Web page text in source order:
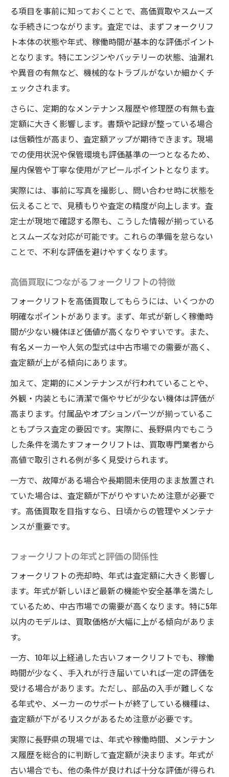
る項目を事前に知っておくことで、高価買取やスムーズ
な手続きにつながります。査定では、まずフォークリフ
ト本体の状態や年式、稼働時間が基本的な評価ポイント
となります。特にエンジンやバッテリーの状態、油漏れ
や異音の有無など、機械的なトラブルがないか細かくチ
ェックされます。
さらに、定期的なメンテナンス履歴や修理歴の有無も査
定額に大きく影響します。書類や記録が整っている場合
は信頼性が高まり、査定額アップが期待できます。現場
での使用状況や保管環境も評価基準の一つとなるため、
屋内保管や丁寧な使用がアピールポイントとなります。
実際には、事前に写真を撮影し、問い合わせ時に状態を
伝えることで、見積もりや査定の精度が向上します。査
定士が現地で確認する際も、こうした情報が揃っている
とスムーズな対応が可能です。これらの準備を怠らない
ことで、不利な評価を避けやすくなります。
高価買取につながるフォークリフトの特徴
フォークリフトを高価買取してもらうには、いくつかの
明確なポイントがあります。まず、年式が新しく稼働時
間が少ない機体ほど価値が高くなりやすいです。また、
有名メーカーや人気の型式は中古市場での需要が高く、
査定額が上がる傾向にあります。
加えて、定期的にメンテナンスが行われていることや、
外観・内装ともに清潔で傷やサビが少ない機体は評価が
高まります。付属品やオプションパーツが揃っているこ
ともプラス査定の要因です。実際に、長野県内でもこう
した条件を満たすフォークリフトは、買取専門業者から
高値で取引される例が多く見受けられます。
一方で、故障がある場合や長期間未使用のまま放置され
ていた場合は、査定額が下がりやすいため注意が必要で
す。高価買取を目指すなら、日頃からの管理やメンテナ
ンスが重要です。
フォークリフトの年式と評価の関係性
フォークリフトの売却時、年式は査定額に大きく影響し
ます。年式が新しいほど最新の機能や安全基準を満たし
ているため、中古市場での需要が高くなります。特に5年
以内のモデルは、買取価格が大幅に上がる傾向がありま
す。
一方、10年以上経過した古いフォークリフトでも、稼働
時間が少なく、手入れが行き届いていれば一定の評価を
受ける場合があります。ただし、部品の入手が難しくな
る年式や、メーカーのサポートが終了している機種は、
査定額が下がるリスクがあるため注意が必要です。
実際に長野県の現場では、年式や稼働時間、メンテナン
ス履歴を総合的に判断して査定額が決まります。年式が
古い場合でも、他の条件が良ければ十分な評価が得られ